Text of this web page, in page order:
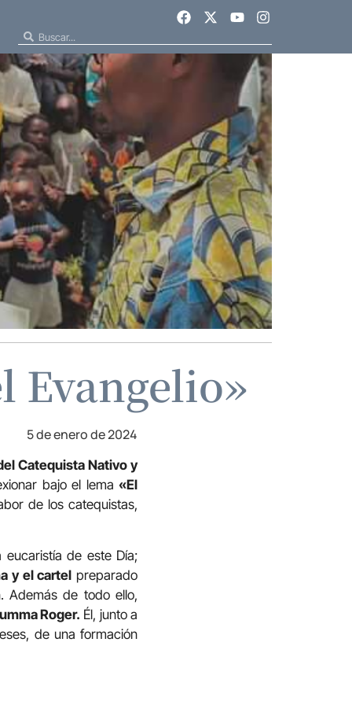
Evangelio»
5 de enero de 2024
Catequista Nativo y
bajo el lema«El
de los catequistas,
de este Día;
y el cartel preparado
Además de todo ello,
Roger. Él, junto a
de una formación